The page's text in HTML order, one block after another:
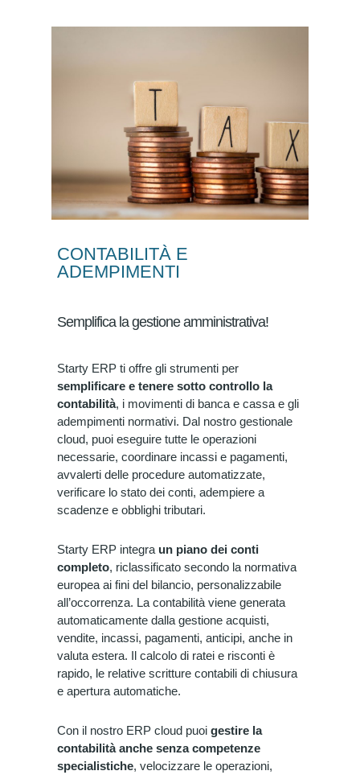
CONTABILITÀ E
ADEMPIMENTI
Semplifica la gestione amministrativa!
Starty ERP ti offre gli strumenti per
semplificare e tenere sotto controllo la
contabilità, i movimenti di banca e cassa e gli
adempimenti normativi. Dal nostro gestionale
cloud, puoi eseguire tutte le operazioni
necessarie, coordinare incassi e pagamenti,
avvalerti delle procedure automatizzate,
verificare lo stato dei conti, adempiere a
scadenze e obblighi tributari.
Starty ERP integra un piano dei conti
completo, riclassificato secondo la normativa
europea ai fini del bilancio, personalizzabile
all’occorrenza. La contabilità viene generata
automaticamente dalla gestione acquisti,
vendite, incassi, pagamenti, anticipi, anche in
valuta estera. Il calcolo di ratei e risconti è
rapido, le relative scritture contabili di chiusura
e apertura automatiche.
Con il nostro ERP cloud puoi gestire la
contabilità anche senza competenze
specialistiche, velocizzare le operazioni,